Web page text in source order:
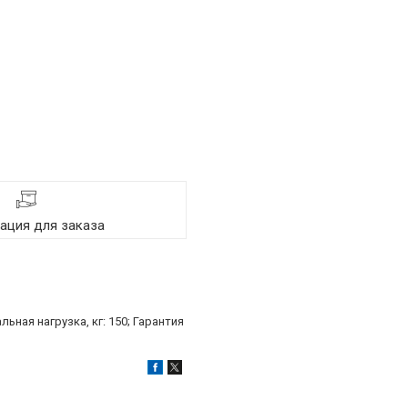
для заказа
нагрузка, кг: 150; Гарантия